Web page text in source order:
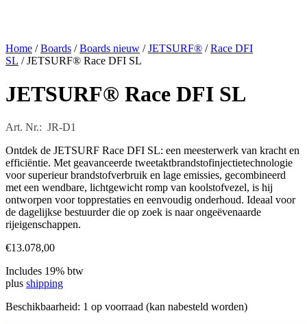
Home /Boards /Boards nieuw /JETSURF® /Race DFI
SL / JETSURF® Race DFI SL
JETSURF® Race DFI SL
Art. Nr.: JR-D1
Ontdek de JETSURF Race DFI SL: een meesterwerk van kracht en
efficiëntie. Met geavanceerde tweetaktbrandstofinjectietechnologie
voor superieur brandstofverbruik en lage emissies, gecombineerd
met een wendbare, lichtgewicht romp van koolstofvezel, is hij
ontworpen voor topprestaties en eenvoudig onderhoud. Ideaal voor
de dagelijkse bestuurder die op zoek is naar ongeëvenaarde
rijeigenschappen.
€13.078,00
Includes 19% btw
plus shipping
Beschikbaarheid: 1 op voorraad (kan nabesteld worden)